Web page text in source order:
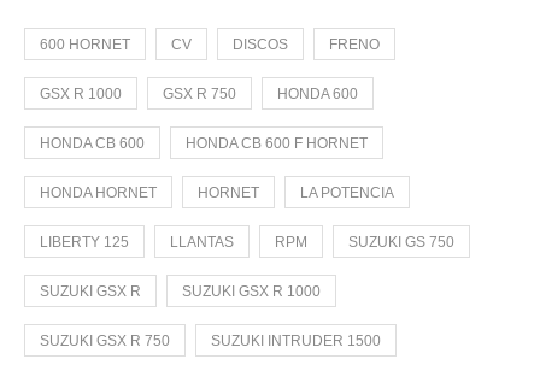
600 HORNET CV DISCOS FRENO
GSX R 1000 GSX R 750 HONDA 600
HONDA CB 600 HONDA CB 600 F HORNET
HONDA HORNET HORNET LA POTENCIA
LIBERTY 125 LLANTAS RPM SUZUKI GS 750
SUZUKI GSX R SUZUKI GSX R 1000
SUZUKI GSX R 750 SUZUKI INTRUDER 1500